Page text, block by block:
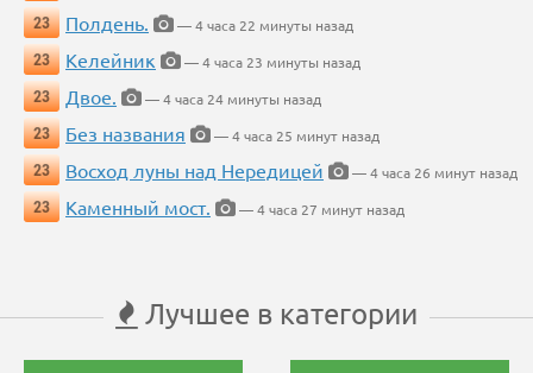
23
Полдень.
— 4 часа 22 минуты назад
23
Келейник
— 4 часа 23 минуты назад
23
Двое.
— 4 часа 24 минуты назад
23
Без названия
— 4 часа 25 минут назад
23
Восход луны над Нередицей
— 4 часа 26 минут назад
23
Каменный мост. — 4 часа 27 минут назад
Лучшее в категории